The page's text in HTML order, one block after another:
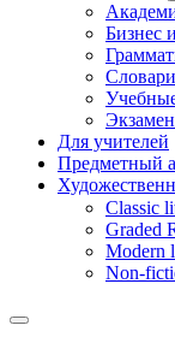
Бизнес
Словари
Для учителей
Предметный
Classic
Graded
Modern
Non-